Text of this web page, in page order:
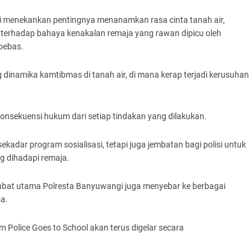
pentingnya menanamkan rasa cinta tanah air,
bahaya kenakalan remaja yang rawan dipicu oleh
kamtibmas di tanah air, di mana kerap terjadi kerusuhan
hukum dari setiap tindakan yang dilakukan.
program sosialisasi, tetapi juga jembatan bagi polisi untuk
dihadapi remaja.
utama Polresta Banyuwangi juga menyebar ke berbagai
Police Goes to School akan terus digelar secara